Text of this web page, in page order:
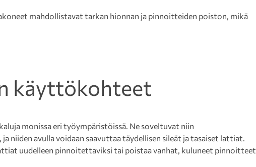
mahdollistavat tarkan hionnan ja pinnoitteiden poiston, mikä
käyttökohteet
monissa eri työympäristöissä. Ne soveltuvat niin
niiden avulla voidaan saavuttaa täydellisen sileät ja tasaiset lattiat.
uudelleen pinnoitettaviksi tai poistaa vanhat, kuluneet pinnoitteet